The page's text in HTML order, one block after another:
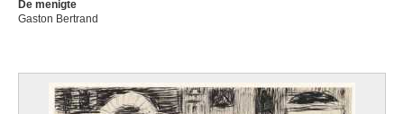
De menigte
Gaston Bertrand